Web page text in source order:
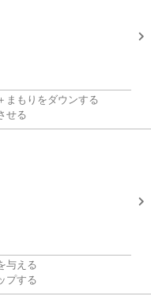
まもりをダウンする
せる
与える
プする